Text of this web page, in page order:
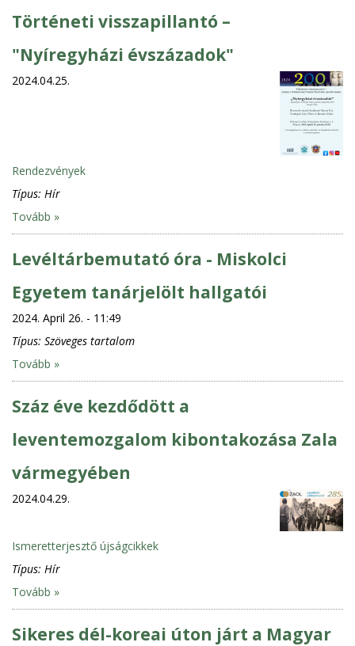
Történeti visszapillantó –
"Nyíregyházi évszázadok"
2024.04.25.
Rendezvények
Típus: Hír
Tovább »
Levéltárbemutató óra - Miskolci
Egyetem tanárjelölt hallgatói
2024. April 26. - 11:49
Típus: Szöveges tartalom
Tovább »
Száz éve kezdődött a
leventemozgalom kibontakozása Zala
vármegyében
2024.04.29.
Ismeretterjesztő újságcikkek
Típus: Hír
Tovább »
Sikeres dél-koreai úton járt a Magyar